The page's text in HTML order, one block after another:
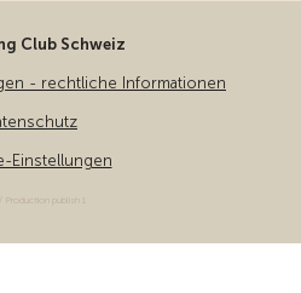
Club Schweiz
- rechtliche Informationen
Einstellungen
/ Production publish 1